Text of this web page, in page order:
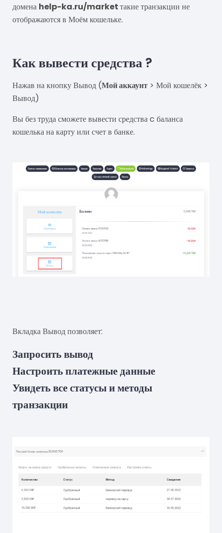
домена help-ka.ru/marketтакие транзакции не
отображаются в Моём кошельке.
Как вывести средства ?
Нажав на кнопку Вывод (Мой аккаунт > Мой кошелёк >
Вывод)
Вы без труда сможете вывести средства c баланса
кошелька на карту или счет в банке.
Вкладка Вывод позволяет:
Запросить вывод
Настроить платежные данные
Увидеть все статусы и методы
транзакции